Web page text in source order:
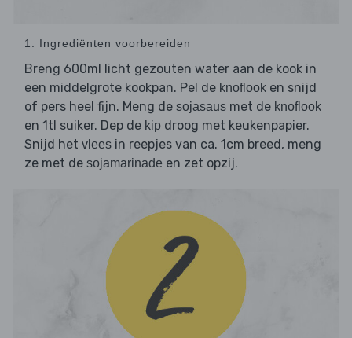
1. Ingrediënten voorbereiden
Breng 600ml licht gezouten water aan de kook in
een middelgrote kookpan. Pel de knoflook en snijd
of pers heel fijn. Meng de sojasaus met de knoflook
en 1tl suiker. Dep de kip droog met keukenpapier.
Snijd het vlees in reepjes van ca. 1cm breed, meng
ze met de sojamarinade en zet opzij.